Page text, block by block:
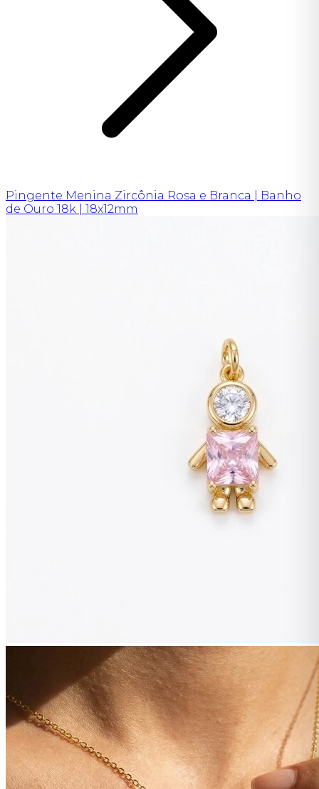
Pingente Menina Zircônia Rosa e Branca | Banho
de Ouro 18k | 18x12mm